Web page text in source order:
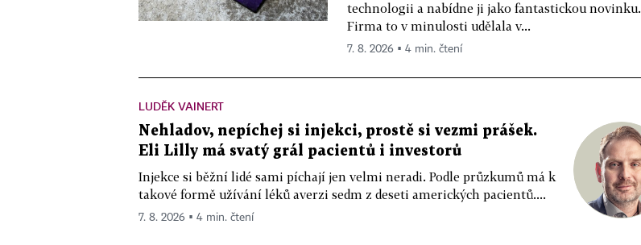
technologii a nabídne ji jako fantastickou novinku.
Firma to v minulosti udělala v...
7. 8. 2026 ▪ 4 min. čtení
LUDĚK VAINERT
Nehladov, nepíchej si injekci, prostě si vezmi prášek.
Eli Lilly má svatý grál pacientů i investorů
Injekce si běžní lidé sami píchají jen velmi neradi. Podle průzkumů má k
takové formě užívání léků averzi sedm z deseti amerických pacientů....
7. 8. 2026 ▪ 4 min. čtení